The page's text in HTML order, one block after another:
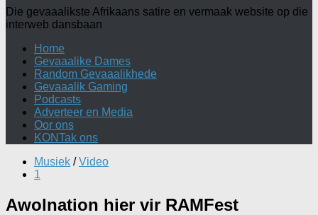
Die gevaaalikste Afrikaans satire en vermaak website op die
interweb dansbaan
Home
Gevaaalike Dames
Random Gevaaalikhede
Gevaaalik Gaming
Podcasts
Adverteer en Media
Oor ons
KONTak ons
Musiek / Video
1
Awolnation hier vir RAMFest